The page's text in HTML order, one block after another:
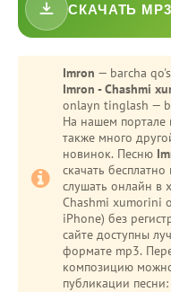
СКАЧАТЬ MP3
Imron — barcha
Imron - Chashmi
onlayn tinglash —
На нашем портале
также много
новинок. Песню
скачать
слушать онлайн в хорошем
Chashmi xumorini
iPhone) без
сайте доступны
формате mp3.
композицию
публикации
Bezori
Oshiq edim